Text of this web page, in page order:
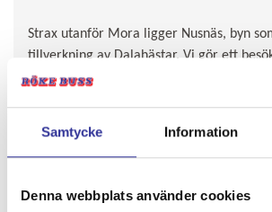
Samtycke Information
Denna webbplats använder cookies
Strax utanför Mora ligger Nusnäs, byn
tillverkning av Dalahästar. Vi gör ett
mer om den lilla dekorerade hästen som
allra svenskaste symbolerna. Mora, som
inte minst för sina porträtt av nakna,
Zorngården, som Anders själv skapat. Vår